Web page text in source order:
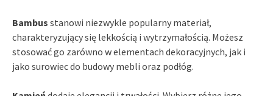
Bambus stanowi niezwykle popularny materiał,
charakteryzujący się lekkością i wytrzymałością. Możesz
stosować go zarówno w elementach dekoracyjnych, jak i
jako surowiec do budowy mebli oraz podłóg.